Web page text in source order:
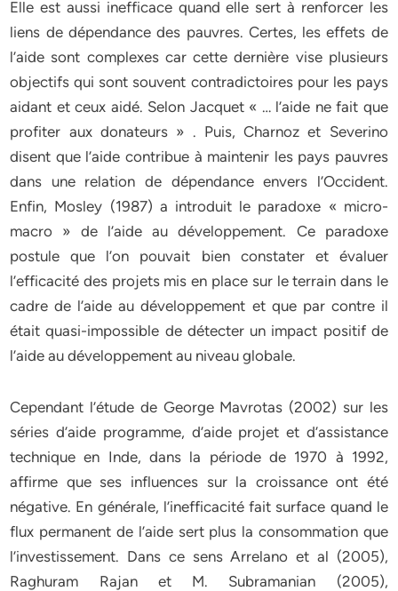
Elle est aussi inefficace quand elle sert à renforcer les
liens de dépendance des pauvres. Certes, les effets de
l’aide sont complexes car cette dernière vise plusieurs
objectifs qui sont souvent contradictoires pour les pays
aidant et ceux aidé. Selon Jacquet « … l’aide ne fait que
profiter aux donateurs » . Puis, Charnoz et Severino
disent que l’aide contribue à maintenir les pays pauvres
dans une relation de dépendance envers l’Occident.
Enfin, Mosley (1987) a introduit le paradoxe « micro-
macro » de l’aide au développement. Ce paradoxe
postule que l’on pouvait bien constater et évaluer
l’efficacité des projets mis en place sur le terrain dans le
cadre de l’aide au développement et que par contre il
était quasi-impossible de détecter un impact positif de
l’aide au développement au niveau globale.
Cependant l’étude de George Mavrotas (2002) sur les
séries d’aide programme, d’aide projet et d’assistance
technique en Inde, dans la période de 1970 à 1992,
affirme que ses influences sur la croissance ont été
négative. En générale, l’inefficacité fait surface quand le
flux permanent de l’aide sert plus la consommation que
l’investissement. Dans ce sens Arrelano et al (2005),
Raghuram Rajan et M. Subramanian (2005),